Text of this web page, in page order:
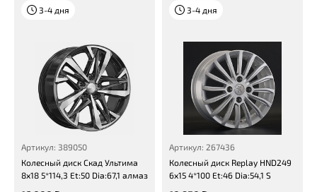
3-4 дня
Артикул: 389050
Колесный диск Скад Ультима
8x18 5*114,3 Et:50 Dia:67,1 алмаз
3-4 дня
Артикул: 267436
Колесный диск Replay HND249
6x15 4*100 Et:46 Dia:54,1 S